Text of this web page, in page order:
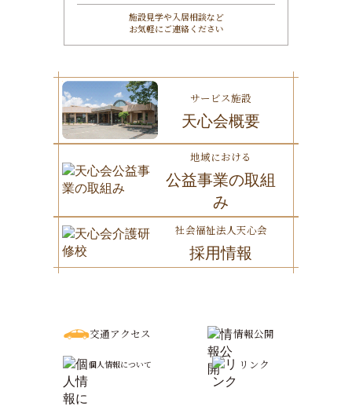
施設見学や入居相談など
お気軽にご連絡ください
サービス施設
天心会概要
地域における
公益事業の取組
み
社会福祉法人天心会
採用情報
交通アクセス 情報公開
個人情報について リンク